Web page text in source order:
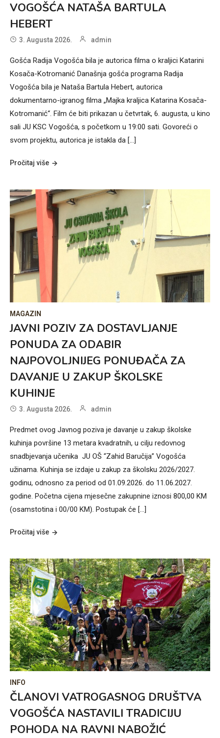
VOGOŠĆA NATAŠA BARTULA
HEBERT
3. Augusta 2026. admin
Gošća Radija Vogošća bila je autorica filma o kraljici Katarini
Kosača-Kotromanić Današnja gošća programa Radija
Vogošća bila je Nataša Bartula Hebert, autorica
dokumentarno-igranog filma „Majka kraljica Katarina Kosača-
Kotromanić“. Film će biti prikazan u četvrtak, 6. augusta, u kino
sali JU KSC Vogošća, s početkom u 19:00 sati. Govoreći o
svom projektu, autorica je istakla da […]
Pročitaj više
MAGAZIN
JAVNI POZIV ZA DOSTAVLJANJE
PONUDA ZA ODABIR
NAJPOVOLJNIJEG PONUĐAČA ZA
DAVANJE U ZAKUP ŠKOLSKE
KUHINJE
3. Augusta 2026. admin
Predmet ovog Javnog poziva je davanje u zakup školske
kuhinja površine 13 metara kvadratnih, u cilju redovnog
snadbjevanja učenika JU OŠ “Zahid Baručija” Vogošća
užinama. Kuhinja se izdaje u zakup za školsku 2026/2027.
godinu, odnosno za period od 01.09.2026. do 11.06.2027.
godine. Početna cijena mjesečne zakupnine iznosi 800,00 KM
(osamstotina i 00/00 KM). Postupak će […]
Pročitaj više
INFO
ČLANOVI VATROGASNOG DRUŠTVA
VOGOŠĆA NASTAVILI TRADICIJU
POHODA NA RAVNI NABOŽIĆ